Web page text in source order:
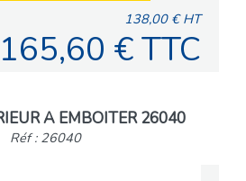
138,00 € HT
165,60 € TTC
A EMBOITER 26040
Réf : 26040